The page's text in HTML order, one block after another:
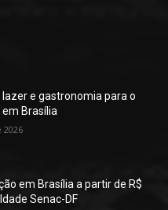
lazer e gastronomia para o
em Brasília
2026
em Brasília a partir de R$
Senac-DF